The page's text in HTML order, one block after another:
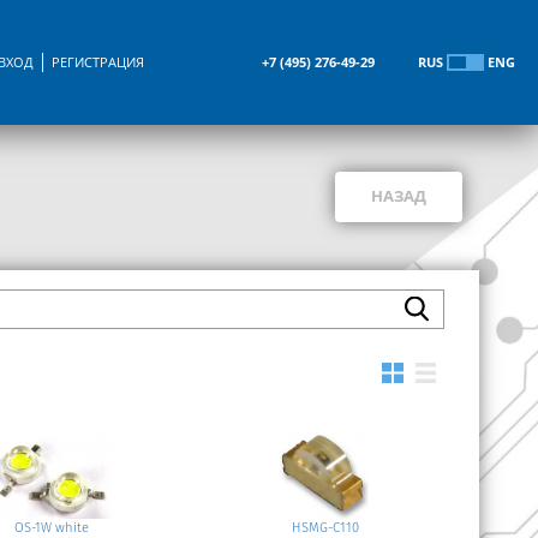
РЕГИСТРАЦИЯ +7 (495) 276-49-29 RUS ENG
НАЗАД
OS-1W white HSMG-C110